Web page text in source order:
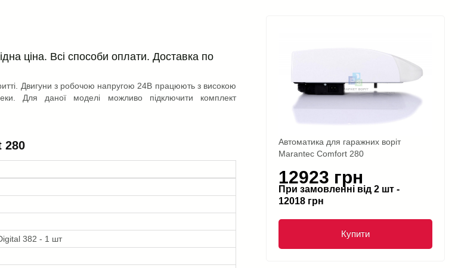
Автоматика для гаражних воріт
Marantec Comfort 280
12923 грн
При замовленні від 2 шт -
12018 грн
Купити
ціна. Всі способи оплати. Доставка по
Двигуни з робочою напругою 24В працюють з високою
Для даної моделі можливо підключити комплект
280
382 - 1 шт